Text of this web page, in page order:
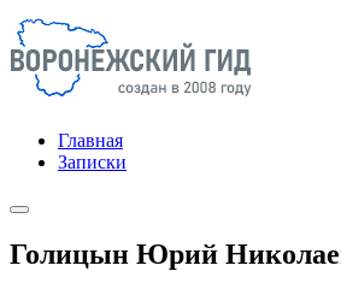
Главная
Записки
Голицын Юрий